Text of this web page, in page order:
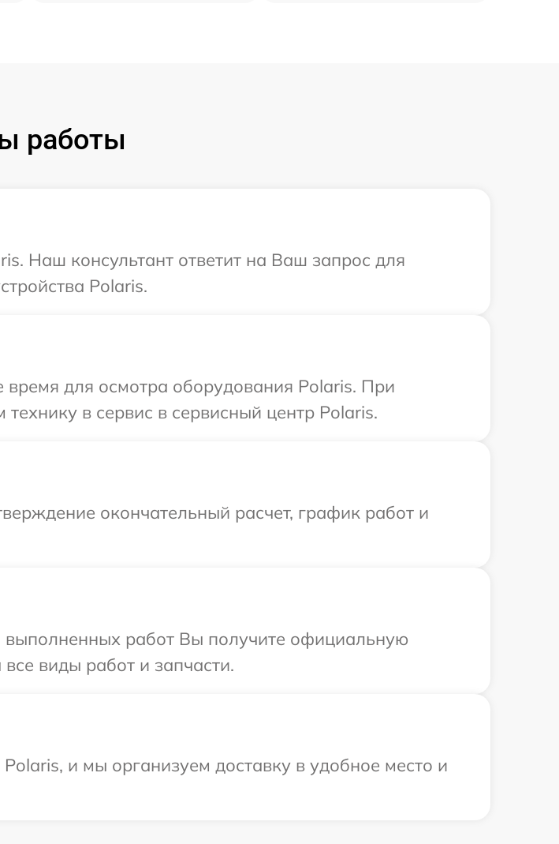
работы
Наш консультант ответит на Ваш запрос для
Polaris.
для осмотра оборудования Polaris. При
в сервис в сервисный центр Polaris.
окончательный расчет, график работ и
выполненных работ Вы получите официальную
виды работ и запчасти.
и мы организуем доставку в удобное место и